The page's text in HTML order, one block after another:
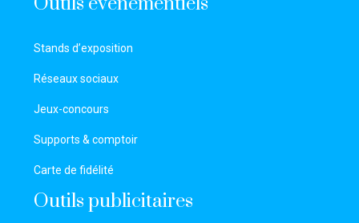
Stands d’exposition
Réseaux sociaux
Jeux-concours
Supports & comptoir
Carte de fidélité
Outils publicitaires